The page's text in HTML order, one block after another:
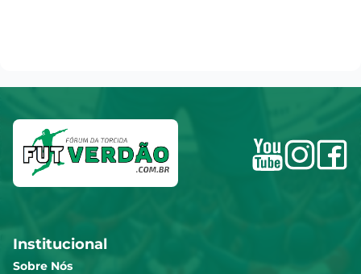
Institucional
Sobre Nós